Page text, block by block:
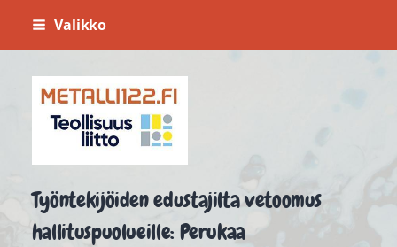
Siirry
Valikko
Metalli 122
Työntekijöiden edustajilta vetoomus
hallituspuolueille: Perukaa